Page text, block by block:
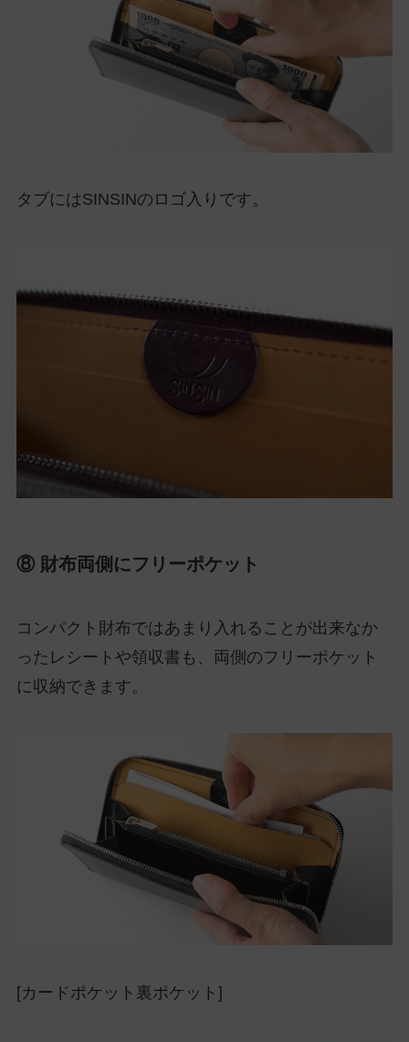
タブにはSINSINのロゴ入りです。
⑧ 財布両側にフリーポケット
コンパクト財布ではあまり入れることが出来なか
ったレシートや領収書も、両側のフリーポケット
に収納できます。
[カードポケット裏ポケット]